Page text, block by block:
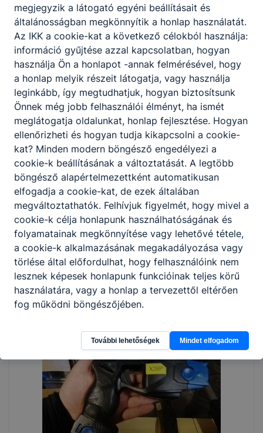
megjegyzik a látogató egyéni beállításait és
általánosságban megkönnyítik a honlap használatát.
Az IKK a cookie-kat a következő célokból használja:
információ gyűjtése azzal kapcsolatban, hogyan
használja Ön a honlapot -annak felmérésével, hogy
a honlap melyik részeit látogatja, vagy használja
leginkább, így megtudhatjuk, hogyan biztosítsunk
Önnek még jobb felhasználói élményt, ha ismét
meglátogatja oldalunkat, honlap fejlesztése. Hogyan
ellenőrizheti és hogyan tudja kikapcsolni a cookie-
kat? Minden modern böngésző engedélyezi a
cookie-k beállításának a változtatását. A legtöbb
böngésző alapértelmezettként automatikusan
elfogadja a cookie-kat, de ezek általában
megváltoztathatók. Felhívjuk figyelmét, hogy mivel a
cookie-k célja honlapunk használhatóságának és
folyamatainak megkönnyítése vagy lehetővé tétele,
a cookie-k alkalmazásának megakadályozása vagy
törlése által előfordulhat, hogy felhasználóink nem
lesznek képesek honlapunk funkcióinak teljes körű
használatára, vagy a honlap a tervezettől eltérően
fog működni böngészőjében.
További lehetőségek Mindet elfogadom